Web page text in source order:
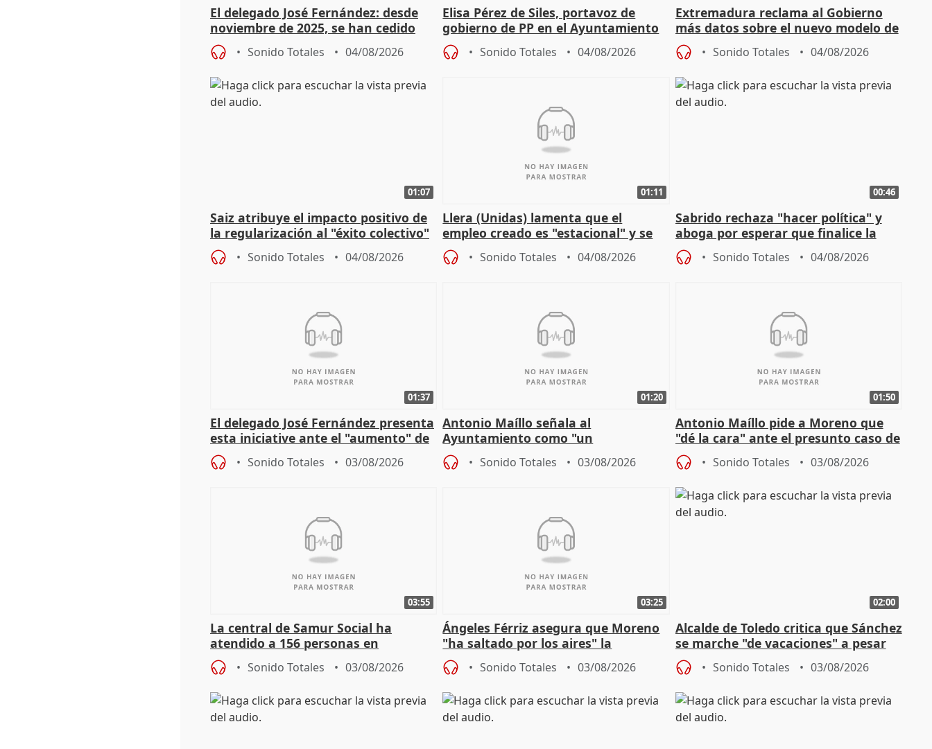
El delegado José Fernández: desde
noviembre de 2025, se han cedido
9.810 ayudas por nacimiento
Sonido Totales 04/08/2026
Elisa Pérez de Siles, portavoz de
gobierno de PP en el Ayuntamiento
de Málaga, deja la política
Sonido Totales 04/08/2026
Extremadura reclama al Gobierno
más datos sobre el nuevo modelo de
financiación
Sonido Totales 04/08/2026
01:07
Saiz atribuye el impacto positivo de
la regularización al "éxito colectivo"
del Gobierno
Sonido Totales 04/08/2026
01:11
Llera (Unidas) lamenta que el
empleo creado es "estacional" y se
"esfumará" al acabar el verano
Sonido Totales 04/08/2026
00:46
Sabrido rechaza "hacer política" y
aboga por esperar que finalice la
investigación del incendio
Sonido Totales 04/08/2026
01:37
El delegado José Fernández presenta
esta iniciative ante el "aumento" de
personas sin hogar en Madri
Sonido Totales 03/08/2026
01:20
Antonio Maíllo señala al
Ayuntamiento como "un
especulador más" sobre viviendas de
Jiménez Becerril
Sonido Totales 03/08/2026
01:50
Antonio Maíllo pide a Moreno que
"dé la cara" ante el presunto caso de
acoso del CEO de ADM
Sonido Totales 03/08/2026
03:55
La central de Samur Social ha
atendido a 156 personas en
situación de calle durante Campaña
de CalorSonido Totales 03/08/2026
03:25
Ángeles Férriz asegura que Moreno
"ha saltado por los aires" la
negociación tras acuerdo con SMA
Sonido Totales 03/08/2026
02:00
Alcalde de Toledo critica que Sánchez
se marche "de vacaciones" a pesar
de la crisis migratoria
Sonido Totales 03/08/2026